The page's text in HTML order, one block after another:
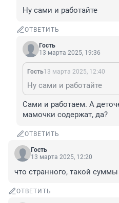
Ну сами и работайте
ОТВЕТИТЬ
Гость
13 марта 2025, 19:36
Гость13 марта 2025, 12:40
Ну сами и работайте
Сами и работаем. А
мамочки содержат, да?
ОТВЕТИТЬ
Гость
13 марта 2025, 12:20
что странного, такой
ОТВЕТИТЬ